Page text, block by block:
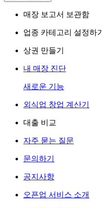
매장 보고서 보관함
업종 카테고리 설정하기
상권 만들기
내 매장 진단
새로운 기능
외식업 창업 계산기
대출 비교
자주 묻는 질문
문의하기
공지사항
오픈업 서비스 소개